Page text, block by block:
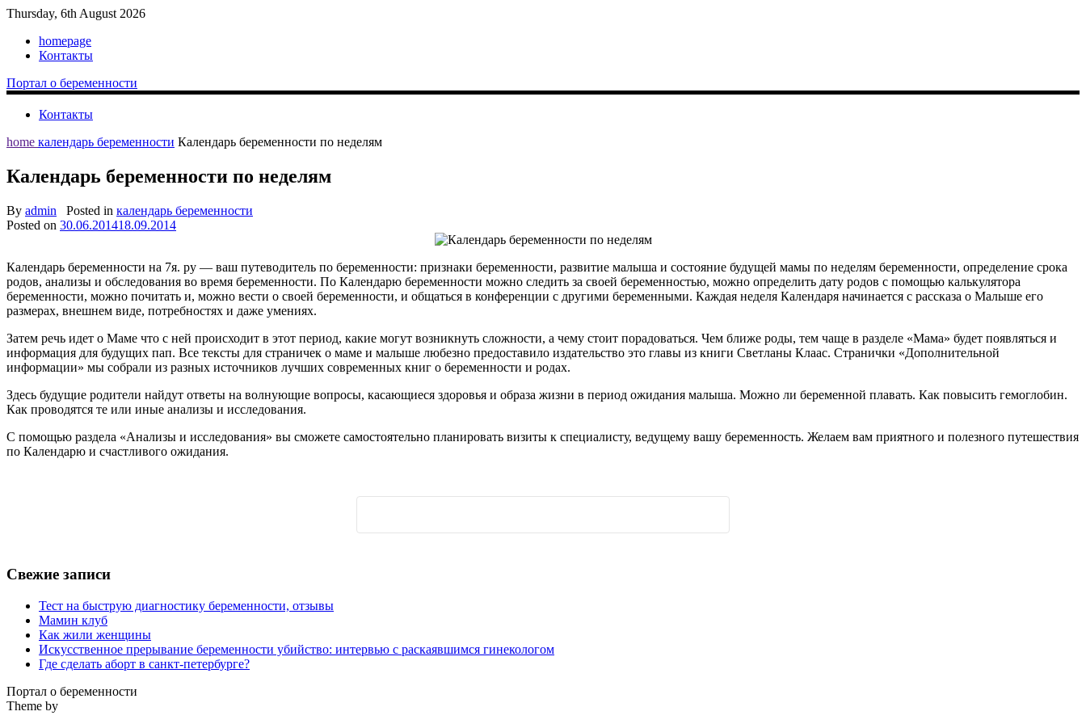
Thursday, 6th August 2026
homepage
Контакты
Портал о беременности
Контакты
home календарь беременности Календарь беременности по неделям
Календарь беременности по неделям
By admin Posted in календарь беременности
Posted on 30.06.201418.09.2014
Календарь беременности на 7я. ру — ваш путеводитель по беременности: признаки беременности, развитие малыша и состояние будущей мамы по неделям беременности, определение срока
родов, анализы и обследования во время беременности. По Календарю беременности можно следить за своей беременностью, можно определить дату родов с помощью калькулятора
беременности, можно почитать и, можно вести о своей беременности, и общаться в конференции с другими беременными. Каждая неделя Календаря начинается с рассказа о Малыше его
размерах, внешнем виде, потребностях и даже умениях.
Затем речь идет о Маме что с ней происходит в этот период, какие могут возникнуть сложности, а чему стоит порадоваться. Чем ближе роды, тем чаще в разделе «Мама» будет появляться и
информация для будущих пап. Все тексты для страничек о маме и малыше любезно предоставило издательство это главы из книги Светланы Клаас. Странички «Дополнительной
информации» мы собрали из разных источников лучших современных книг о беременности и родах.
Здесь будущие родители найдут ответы на волнующие вопросы, касающиеся здоровья и образа жизни в период ожидания малыша. Можно ли беременной плавать. Как повысить гемоглобин.
Как проводятся те или иные анализы и исследования.
С помощью раздела «Анализы и исследования» вы сможете самостоятельно планировать визиты к специалисту, ведущему вашу беременность. Желаем вам приятного и полезного путешествия
по Календарю и счастливого ожидания.
Свежие записи
Тест на быструю диагностику беременности, отзывы
Мамин клуб
Как жили женщины
Искусственное прерывание беременности убийство: интервью с раскаявшимся гинекологом
Где сделать аборт в санкт-петербурге?
Портал о беременности
Theme by